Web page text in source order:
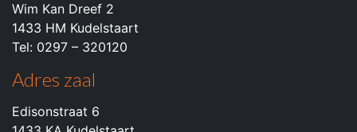
Wim Kan Dreef 2
1433 HM Kudelstaart
Tel: 0297 – 320120
Adres zaal
Edisonstraat 6